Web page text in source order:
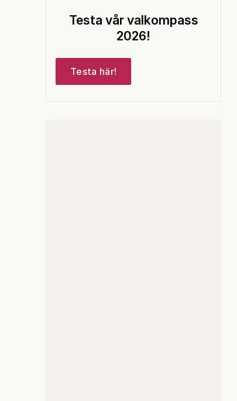
Testa vår valkompass
2026!
Testa här!